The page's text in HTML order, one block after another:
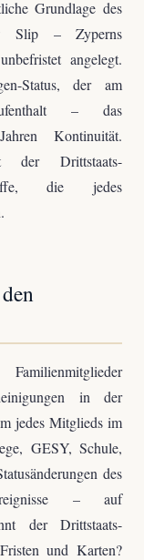
Grundlage des
Slip – Zyperns
angelegt.
Status, der am
– das
Kontinuität.
der Drittstaats-
die jedes
in der
jedes Mitglieds im
GESY, Schule,
des
– auf
der Drittstaats-
und Karten?